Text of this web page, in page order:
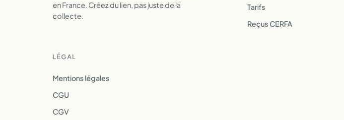
en France. Créez du lien, pas juste de la
collecte.
Tarifs
Reçus CERFA
LÉGAL
Mentions légales
CGU
CGV